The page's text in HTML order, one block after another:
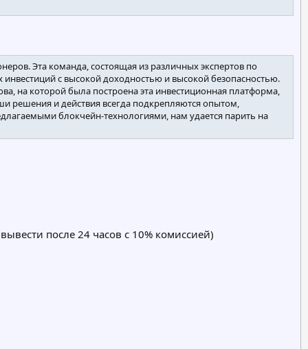
Эта команда, состоящая из различных экспертов по
с высокой доходностью и высокой безопасностью.
на которой была построена эта инвестиционная платформа,
решения и действия всегда подкрепляются опытом,
блокчейн-технологиями, нам удается парить на
после 24 часов с 10% комиссией)